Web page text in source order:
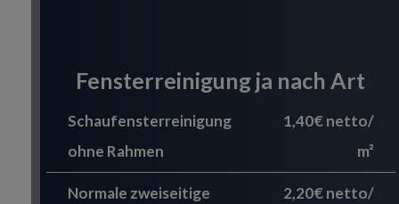
Fensterreinigung ja nach Art
Schaufensterreinigung
ohne Rahmen
1,40€ netto/
m²
Normale zweiseitige
2,20€ netto/